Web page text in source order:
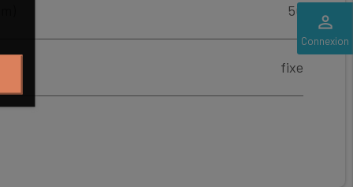
perm_identity
Connexion
50
fixe